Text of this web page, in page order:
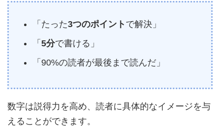
「たった3つのポイント で解決」
「 5分で書ける」
「90%の読者が最後まで読んだ」
数字は説得力を高め、読者に具体的なイメージを与
えることができます。